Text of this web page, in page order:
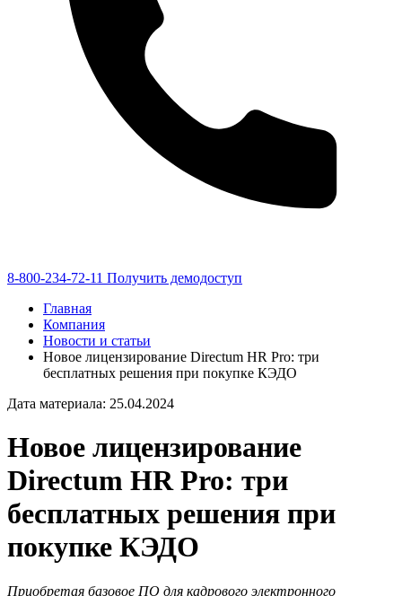
8-800-234-72-11 Получить демодоступ
Главная
Компания
Новости и статьи
Новое лицензирование Directum HR Pro: три
бесплатных решения при покупке КЭДО
Дата материала: 25.04.2024
Новое лицензирование
Directum HR Pro: три
бесплатных решения при
покупке КЭДО
Приобретая базовое ПО для кадрового электронного